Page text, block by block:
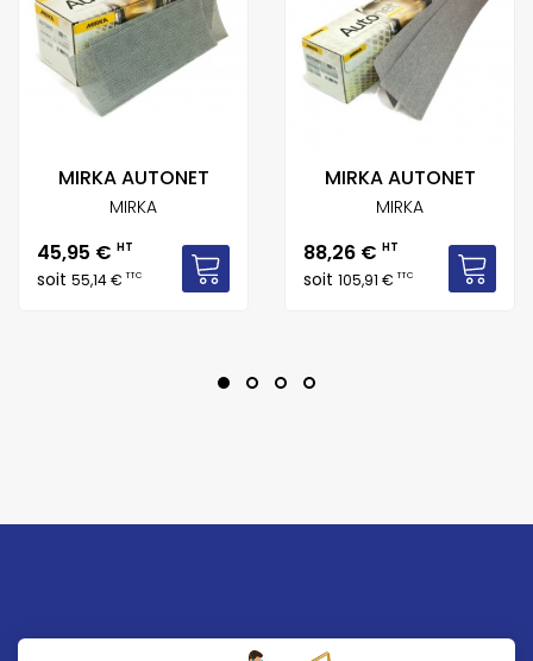
MIRKA AUTONET
MIRKA
Prix
45,95 € HT
soit 55,14 €TTC
MIRKA AUTONET
MIRKA
Prix
88,26 € HT
soit 105,91 €TTC